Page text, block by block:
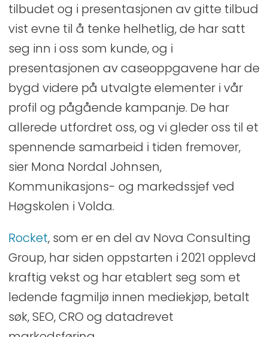
tilbudet og i presentasjonen av gitte tilbud
vist evne til å tenke helhetlig, de har satt
seg inn i oss som kunde, og i
presentasjonen av caseoppgavene har de
bygd videre på utvalgte elementer i vår
profil og pågående kampanje. De har
allerede utfordret oss, og vi gleder oss til et
spennende samarbeid i tiden fremover,
sier Mona Nordal Johnsen,
Kommunikasjons- og markedssjef ved
Høgskolen i Volda.
Rocket, som er en del av Nova Consulting
Group, har siden oppstarten i 2021 opplevd
kraftig vekst og har etablert seg som et
ledende fagmiljø innen mediekjøp, betalt
søk, SEO, CRO og datadrevet